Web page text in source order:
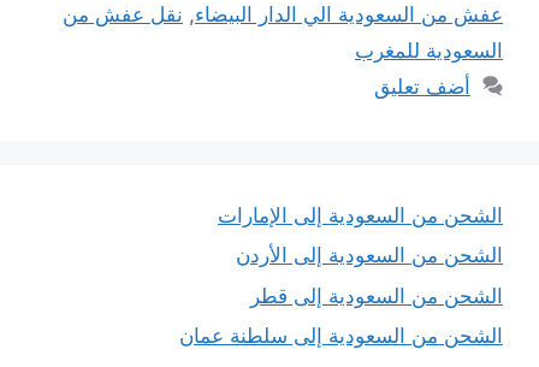
عفش من السعودية الي الدار البيضاء, نقل عفش من
السعودية للمغرب
أضف تعليق
الشحن من السعودية إلى الإمارات
الشحن من السعودية إلى الأردن
الشحن من السعودية إلى قطر
الشحن من السعودية إلى سلطنة عمان